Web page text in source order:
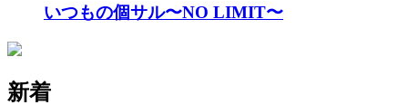
いつもの個サル〜NO LIMIT〜
新着